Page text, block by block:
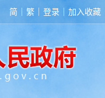
简 繁 登录 加入收藏